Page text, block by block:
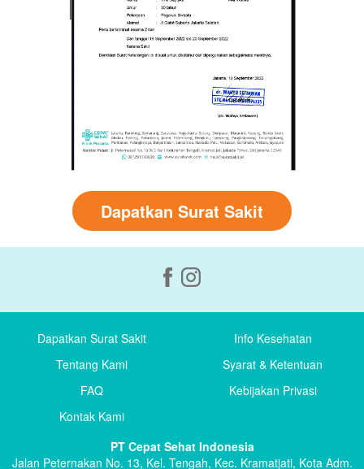
Dapatkan Surat Sakit
Dapatkan Surat Sakit
Info Kesehatan
Tentang Kami
Syarat & Ketentuan
FAQ
Kebijakan Privasi
Kontak Kami
PT Cepat Sehat Indonesia
Jalan Peternakan No. 13, Kel. Tengah, Kec. Kramatjati, Kota Adm.